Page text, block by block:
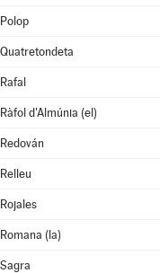
Polop
Quatretondeta
Rafal
Ràfol d'Almúnia (el)
Redován
Relleu
Rojales
Romana (la)
Sagra